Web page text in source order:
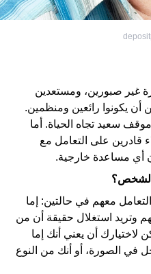
غير صبورين، ومستعدين
أن يكونوا رائعين ومنظمين.
سعيد تجاه الحياة. أما
قادرين على التعامل مع
أي مساعدة خارجية.
الشخص؟
معهم في حالتين: إما
وتريد استغلال حقيقة أن من
لاختيارك أن يعني أنك إما
الصورة، أو أنك من النوع